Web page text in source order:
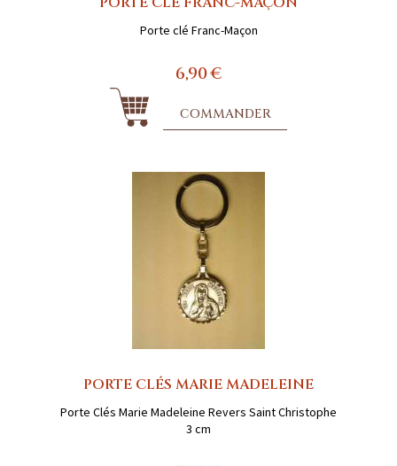
Porte clé Franc-Maçon
6,90 €
COMMANDER
PORTE CLÉS MARIE MADELEINE
Porte Clés Marie Madeleine Revers Saint Christophe
3 cm